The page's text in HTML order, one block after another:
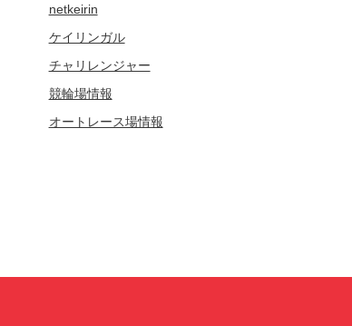
netkeirin
ケイリンガル
チャリレンジャー
競輪場情報
オートレース場情報